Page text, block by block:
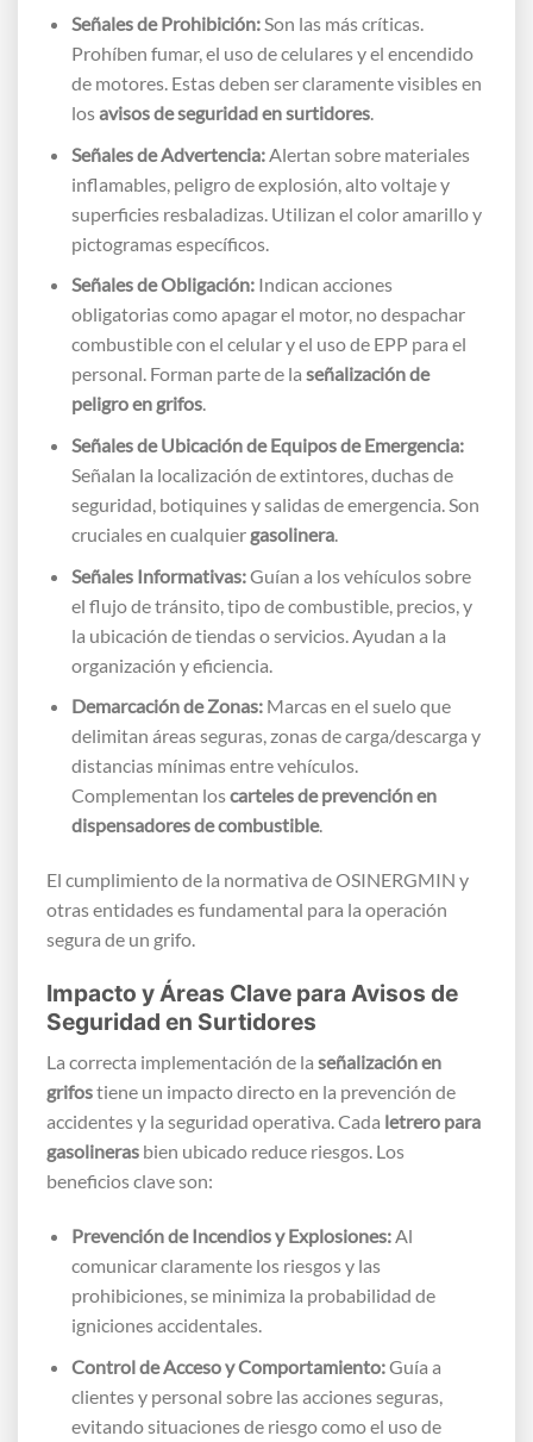
Señales de Prohibición:Son las más críticas.
Prohíben fumar, el uso de celulares y el encendido
de motores. Estas deben ser claramente visibles en
losavisos de seguridad en surtidores.
Señales de Advertencia:Alertan sobre materiales
inflamables, peligro de explosión, alto voltaje y
superficies resbaladizas. Utilizan el color amarillo y
pictogramas específicos.
Señales de Obligación:Indican acciones
obligatorias como apagar el motor, no despachar
combustible con el celular y el uso de EPP para el
personal. Forman parte de la señalización de
peligro en grifos.
Señales de Ubicación de Equipos de Emergencia:
Señalan la localización de extintores, duchas de
seguridad, botiquines y salidas de emergencia. Son
cruciales en cualquier gasolinera.
Señales Informativas:Guían a los vehículos sobre
el flujo de tránsito, tipo de combustible, precios, y
la ubicación de tiendas o servicios. Ayudan a la
organización y eficiencia.
Demarcación de Zonas:Marcas en el suelo que
delimitan áreas seguras, zonas de carga/descarga y
distancias mínimas entre vehículos.
Complementan loscarteles de prevención en
dispensadores de combustible.
El cumplimiento de la normativa de OSINERGMIN y
otras entidades es fundamental para la operación
segura de un grifo.
Impacto y Áreas Clave para Avisos de
Seguridad en Surtidores
La correcta implementación de la señalización en
grifostiene un impacto directo en la prevención de
accidentes y la seguridad operativa. Cada letrero para
gasolineras bien ubicado reduce riesgos. Los
beneficios clave son:
Prevención de Incendios y Explosiones:Al
comunicar claramente los riesgos y las
prohibiciones, se minimiza la probabilidad de
igniciones accidentales.
Control de Acceso y Comportamiento:Guía a
clientes y personal sobre las acciones seguras,
evitando situaciones de riesgo como el uso de